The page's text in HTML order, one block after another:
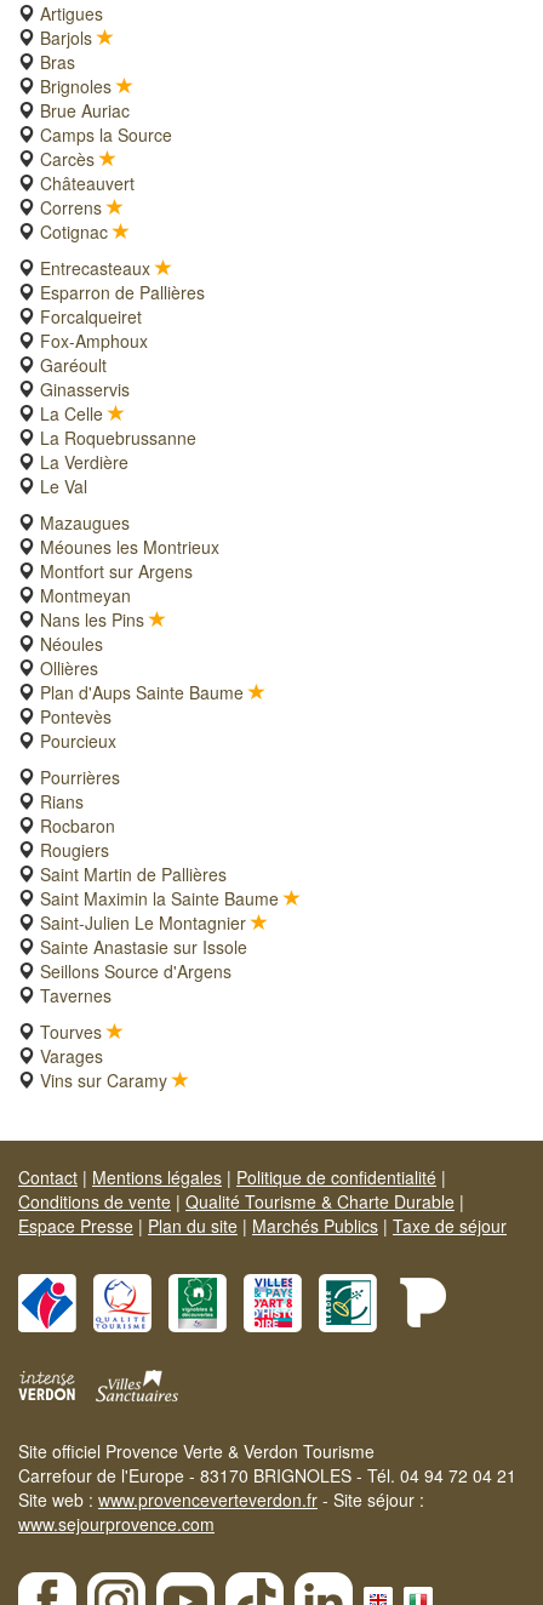
Artigues
Barjols
Bras
Brignoles
Brue Auriac
Camps la Source
Carcès
Châteauvert
Correns
Cotignac
Entrecasteaux
Esparron de Pallières
Forcalqueiret
Fox-Amphoux
Garéoult
Ginasservis
La Celle
La Roquebrussanne
La Verdière
Le Val
Mazaugues
Méounes les Montrieux
Montfort sur Argens
Montmeyan
Nans les Pins
Néoules
Ollières
Plan d'Aups Sainte Baume
Pontevès
Pourcieux
Pourrières
Rians
Rocbaron
Rougiers
Saint Martin de Pallières
Saint Maximin la Sainte Baume
Saint-Julien Le Montagnier
Sainte Anastasie sur Issole
Seillons Source d'Argens
Tavernes
Tourves
Varages
Vins sur Caramy
Contact | Mentions légales | Politique de confidentialité |
Conditions de vente | Qualité Tourisme & Charte Durable |
Espace Presse | Plan du site | Marchés Publics | Taxe de séjour
Site officiel Provence Verte & Verdon Tourisme
Carrefour de l'Europe - 83170 BRIGNOLES - Tél. 04 94 72 04 21
Site web : www.provenceverteverdon.fr - Site séjour :
www.sejourprovence.com